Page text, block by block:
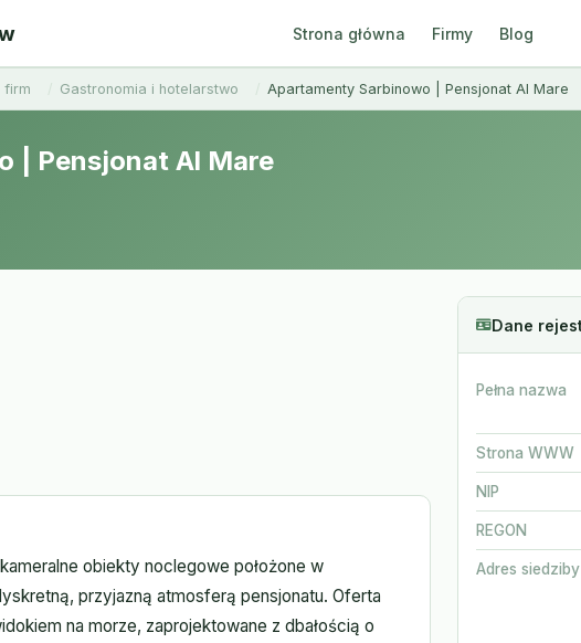
Strona główna Firmy Blog
firm Gastronomia i hotelarstwo Apartamenty Sarbinowo | Pensjonat Al Mare
| Pensjonat Al Mare
Dane
Pełna nazwa
Strona WWW
NIP
REGON
Adres siedziby
obiekty noclegowe położone w
przyjazną atmosferą pensjonatu. Oferta
na morze, zaprojektowane z dbałością o